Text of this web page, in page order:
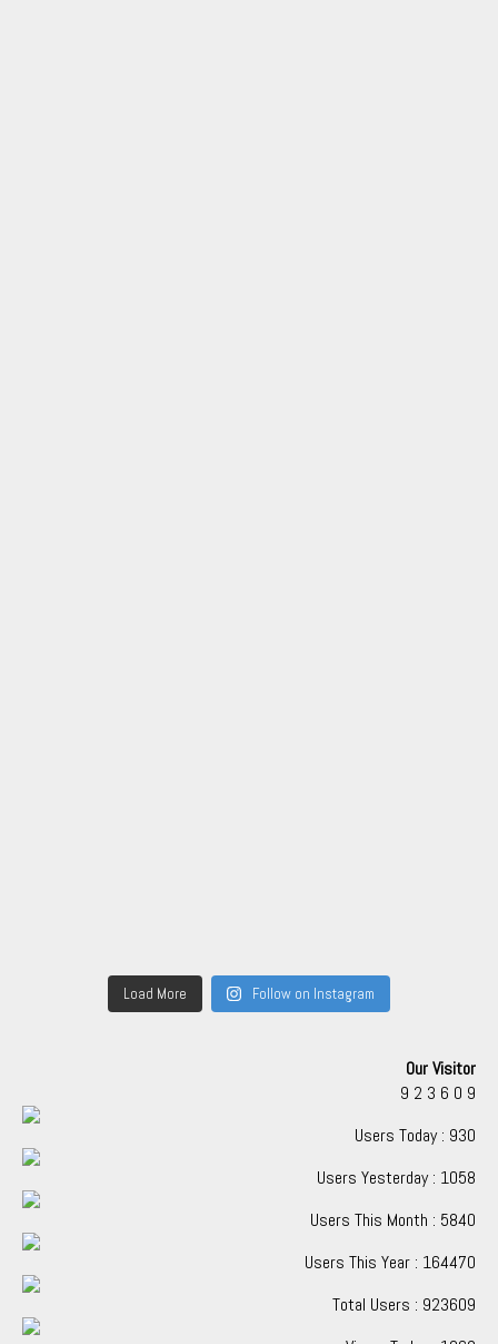
Load More Follow on Instagram
Our Visitor
9 2 3 6 0 9
Users Today : 930
Users Yesterday : 1058
Users This Month : 5840
Users This Year : 164470
Total Users : 923609